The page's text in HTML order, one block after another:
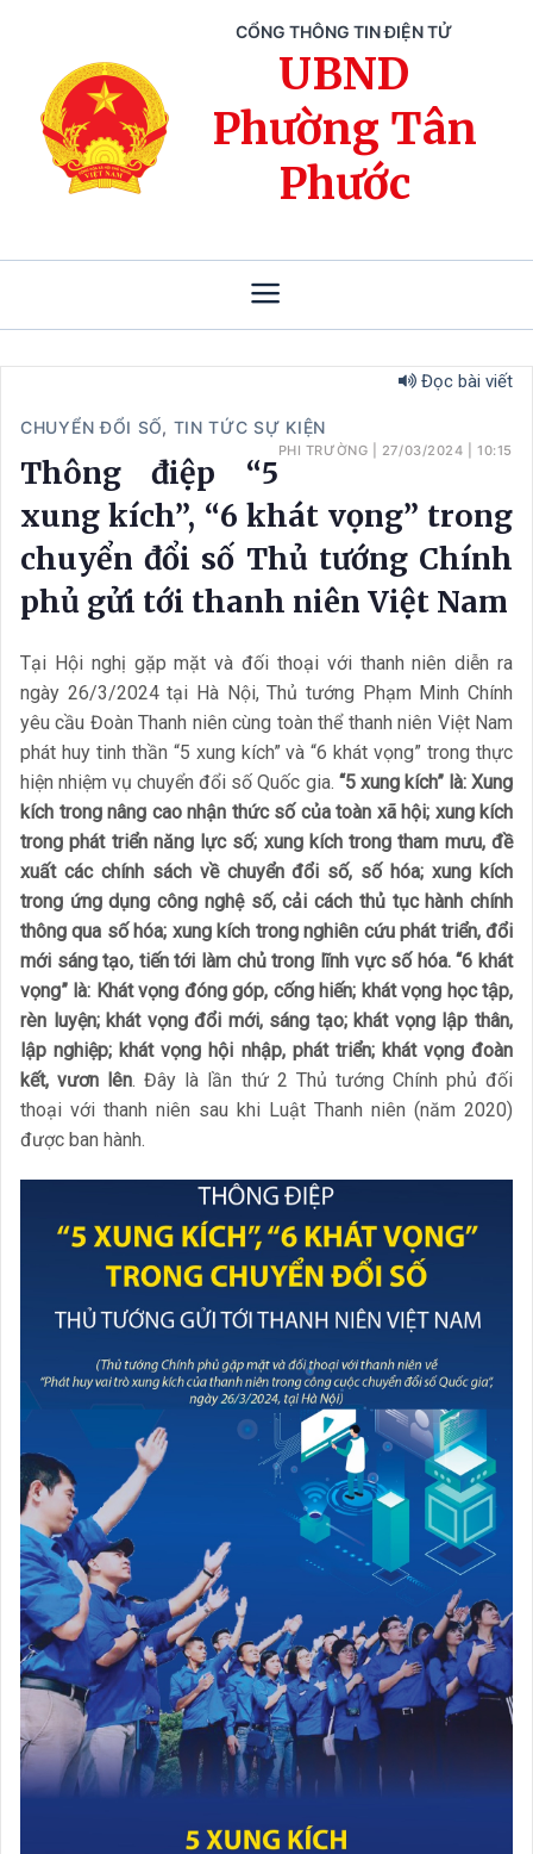
CỔNG THÔNG TIN ĐIỆN TỬ
UBND
Phường Tân
Phước
Đọc bài viết
CHUYỂN ĐỔI SỐ, TIN TỨC SỰ KIỆN
PHI TRƯỜNG 27/03/2024 |10:15
Thông điệp “5
xung kích”, “6 khát vọng” trong
chuyển đổi số Thủ tướng Chính
phủ gửi tới thanh niên Việt Nam
Tại Hội nghị gặp mặt và đối thoại với thanh niên diễn ra
ngày 26/3/2024 tại Hà Nội, Thủ tướng Phạm Minh Chính
yêu cầu Đoàn Thanh niên cùng toàn thể thanh niên Việt Nam
phát huy tinh thần “5 xung kích” và “6 khát vọng” trong thực
hiện nhiệm vụ chuyển đổi số Quốc gia. “5 xung kích” là: Xung
kích trong nâng cao nhận thức số của toàn xã hội; xung kích
trong phát triển năng lực số; xung kích trong tham mưu, đề
xuất các chính sách về chuyển đổi số, số hóa; xung kích
trong ứng dụng công nghệ số, cải cách thủ tục hành chính
thông qua số hóa; xung kích trong nghiên cứu phát triển, đổi
mới sáng tạo, tiến tới làm chủ trong lĩnh vực số hóa. “6 khát
vọng” là: Khát vọng đóng góp, cống hiến; khát vọng học tập,
rèn luyện; khát vọng đổi mới, sáng tạo; khát vọng lập thân,
lập nghiệp; khát vọng hội nhập, phát triển; khát vọng đoàn
kết, vươn lên. Đây là lần thứ 2 Thủ tướng Chính phủ đối
thoại với thanh niên sau khi Luật Thanh niên (năm 2020)
được ban hành.